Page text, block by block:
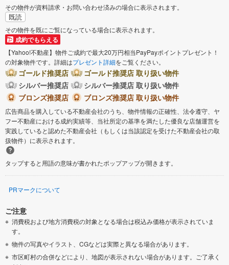
その物件が資料請求・お問い合わせ済みの場合に表示されます。
既読
その物件を既にご覧になっている場合に表示されます。
成約でもらえる
【Yahoo!不動産】物件ご成約で最大20万円相当PayPayポイントプレゼント！
の対象物件です。詳細はプレゼント詳細をご覧ください。
ゴールド推奨店
ゴールド推奨店 取り扱い物件
シルバー推奨店
シルバー推奨店 取り扱い物件
ブロンズ推奨店
ブロンズ推奨店 取り扱い物件
広告商品を購入している不動産会社のうち、物件情報の正確性、法令遵守、ヤ
フー不動産における成約実績等、当社所定の基準を満たした優良な店舗運営を
実践していると認めた不動産会社（もしくは当該認定を受けた不動産会社の取
扱物件）に表示されます。
タップすると用語の意味が書かれたポップアップが開きます。
PRマークについて
ご注意
消費税および地方消費税の対象となる場合は税込み価格が表示されていま
す。
物件の写真やイラスト、CGなどは実際と異なる場合があります。
市区町村の合併などにより、地図が表示されない場合があります。ご了承く